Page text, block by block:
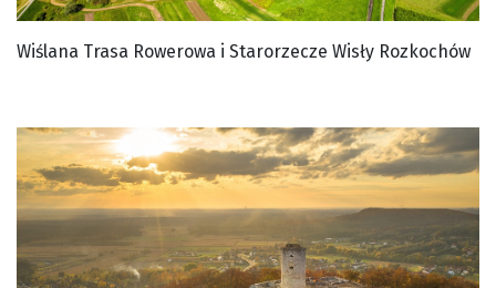
Wiślana Trasa Rowerowa i Starorzecze Wisły Rozkochów